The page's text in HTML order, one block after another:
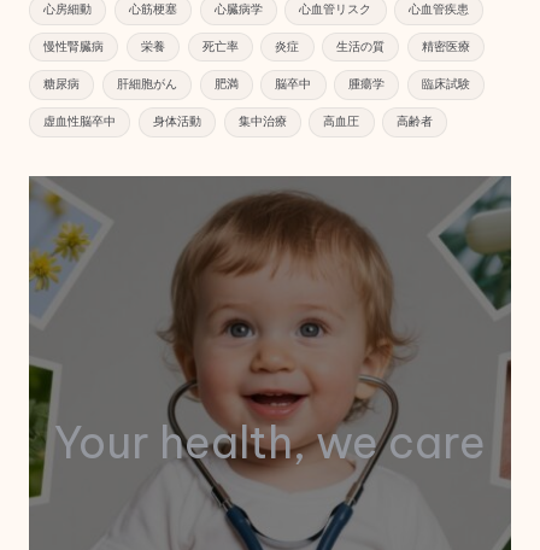
心房細動 心筋梗塞 心臓病学 心血管リスク 心血管疾患
慢性腎臓病 栄養 死亡率 炎症 生活の質 精密医療
糖尿病 肝細胞がん 肥満 脳卒中 腫瘍学 臨床試験
虚血性脳卒中 身体活動 集中治療 高血圧 高齢者
Your health, we care